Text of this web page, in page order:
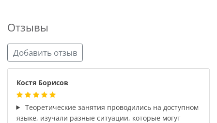
Отзывы
Добавить отзыв
Костя Борисов
Теоретические занятия проводились на доступном
языке, изучали разные ситуации, которые могут